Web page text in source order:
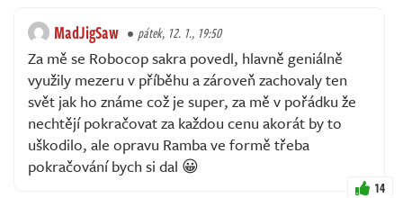
MadJigSaw pátek, 12. 1., 19:50
Za mě se Robocop sakra povedl, hlavně geniálně
využily mezeru v příběhu a zároveň zachovaly ten
svět jak ho známe což je super, za mě v pořádku že
nechtějí pokračovat za každou cenu akorát by to
uškodilo, ale opravu Ramba ve formě třeba
pokračování bych si dal 😀
14